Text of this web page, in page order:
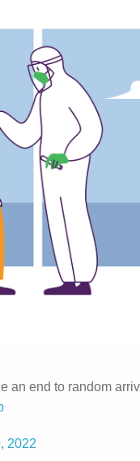
an end to random
2022